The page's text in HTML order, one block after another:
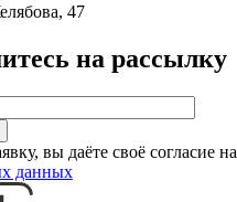
47
на рассылку
вы даёте своё согласие на
данных